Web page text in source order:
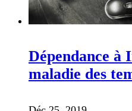
Dépendance à
maladie des